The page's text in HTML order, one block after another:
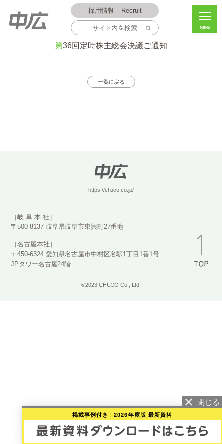
採用情報 Recruit
MENU
第36回定時株主総会決議ご通知
一覧に戻る
https://chuco.co.jp/
［岐 阜 本 社］
〒500-8137 岐阜県岐阜市東興町27番地
［名古屋本社］
〒450-6324 愛知県名古屋市中村区名駅1丁目1番1号
JPタワー名古屋24階
©2023 CHUCO Co., Ltd.
掲載事例付き！2026年度版 最新資料